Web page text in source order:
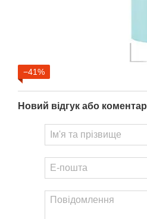
−41%
Новий відгук або коментар